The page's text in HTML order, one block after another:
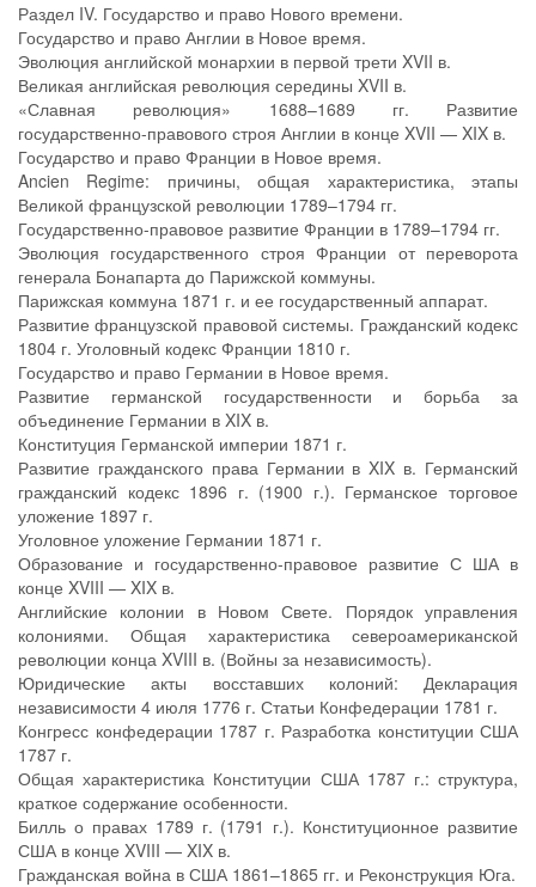
Раздел IV. Государство и право Нового времени.
Государство и право Англии в Новое время.
Эволюция английской монархии в первой трети XVII в.
Великая английская революция середины XVII в.
«Славная революция» 1688–1689 гг. Развитие
государственно-правового строя Англии в конце XVII — XIX в.
Государство и право Франции в Новое время.
Ancien Regime: причины, общая характеристика, этапы
Великой французской революции 1789–1794 гг.
Государственно-правовое развитие Франции в 1789–1794 гг.
Эволюция государственного строя Франции от переворота
генерала Бонапарта до Парижской коммуны.
Парижская коммуна 1871 г. и ее государственный аппарат.
Развитие французской правовой системы. Гражданский кодекс
1804 г. Уголовный кодекс Франции 1810 г.
Государство и право Германии в Новое время.
Развитие германской государственности и борьба за
объединение Германии в XIX в.
Конституция Германской империи 1871 г.
Развитие гражданского права Германии в XIX в. Германский
гражданский кодекс 1896 г. (1900 г.). Германское торговое
уложение 1897 г.
Уголовное уложение Германии 1871 г.
Образование и государственно-правовое развитие С ША в
конце XVIII — XIX в.
Английские колонии в Новом Свете. Порядок управления
колониями. Общая характеристика североамериканской
революции конца XVIII в. (Войны за независимость).
Юридические акты восставших колоний: Декларация
независимости 4 июля 1776 г. Статьи Конфедерации 1781 г.
Конгресс конфедерации 1787 г. Разработка конституции США
1787 г.
Общая характеристика Конституции США 1787 г.: структура,
краткое содержание особенности.
Билль о правах 1789 г. (1791 г.). Конституционное развитие
США в конце XVIII — XIX в.
Гражданская война в США 1861–1865 гг. и Реконструкция Юга.